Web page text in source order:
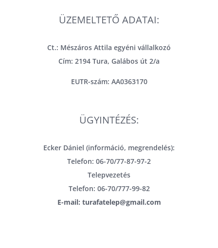
ÜZEMELTETŐ ADATAI:
Ct.: Mészáros Attila egyéni vállalkozó
Cím: 2194 Tura, Galábos út 2/a
EUTR-szám: AA0363170
ÜGYINTÉZÉS:
Ecker Dániel (információ, megrendelés):
Telefon: 06-70/77-87-97-2
Telepvezetés
Telefon: 06-70/777-99-82
E-mail: turafatelep@gmail.com